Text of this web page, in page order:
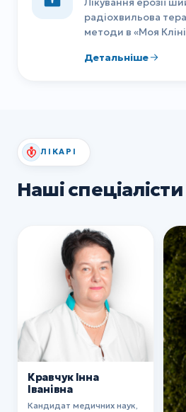
радіохвильова
методи в «Моя Кліні
Детальніше
ЛІКАРІ
Наші спеціалісти
Кравчук Інна
Іванівна
Кандидат медичних наук,